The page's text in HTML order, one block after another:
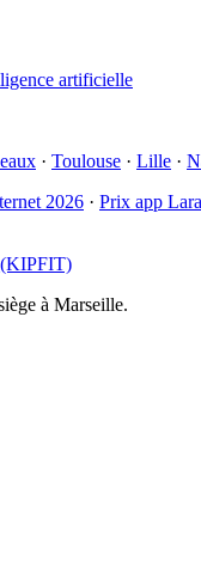
artificielle
· Toulouse · Lille ·
2026 · Prix app
à Marseille.